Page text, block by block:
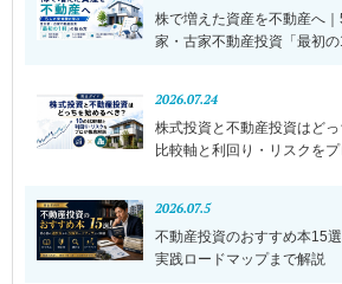
株で増えた資産を不動産へ
家・古家不動産投資「最初
2026.07.24
株式投資と不動産投資はど
比較軸と利回り・リスクを
2026.07.5
不動産投資のおすすめ本15
実践ロードマップまで解説